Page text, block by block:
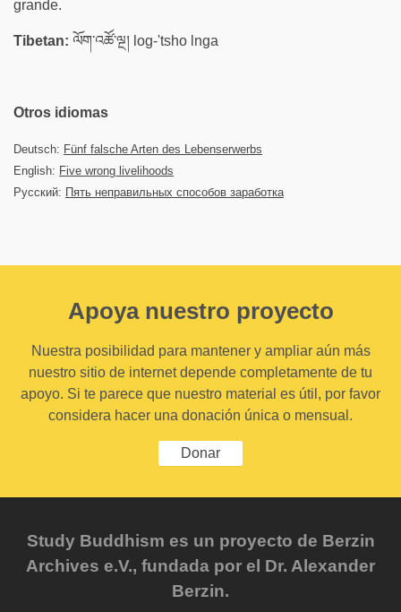
grande.
Tibetan: ལོག་འཚོ་ལྔ། log-'tsho lnga
Otros idiomas
Deutsch: Fünf falsche Arten des Lebenserwerbs
English: Five wrong livelihoods
Русский: Пять неправильных способов заработка
Apoya nuestro proyecto
Nuestra posibilidad para mantener y ampliar aún más
nuestro sitio de internet depende completamente de tu
apoyo. Si te parece que nuestro material es útil, por favor
considera hacer una donación única o mensual.
Donar
Study Buddhism es un proyecto de Berzin
Archives e.V., fundada por el Dr. Alexander
Berzin.